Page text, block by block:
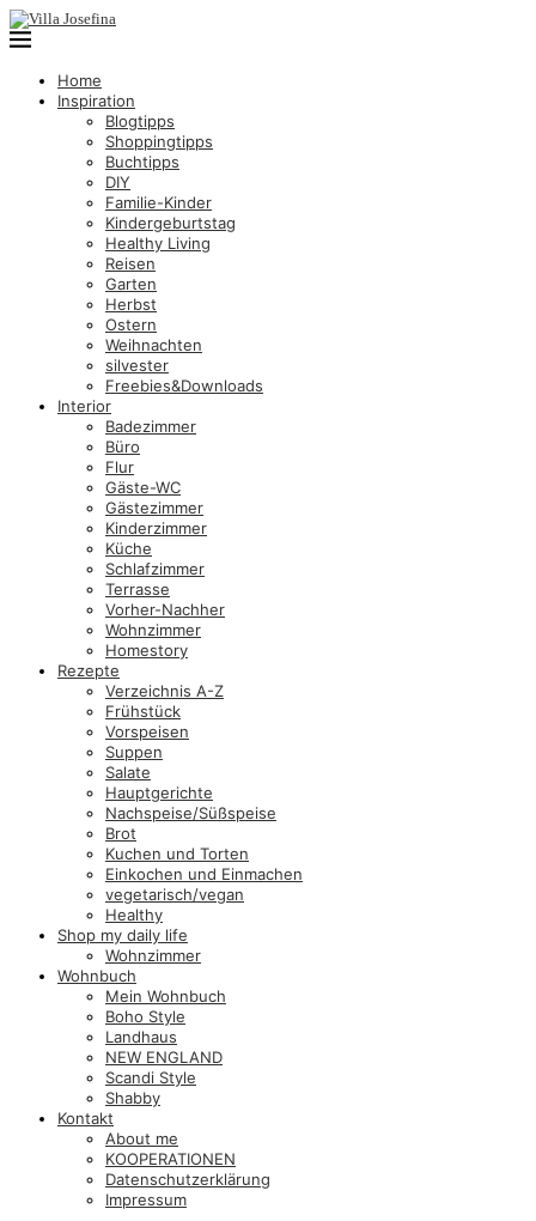
Home
Inspiration
Blogtipps
Shoppingtipps
Buchtipps
DIY
Familie-Kinder
Kindergeburtstag
Healthy Living
Reisen
Garten
Herbst
Ostern
Weihnachten
silvester
Freebies&Downloads
Interior
Badezimmer
Büro
Flur
Gäste-WC
Gästezimmer
Kinderzimmer
Küche
Schlafzimmer
Terrasse
Vorher-Nachher
Wohnzimmer
Homestory
Rezepte
Verzeichnis A-Z
Frühstück
Vorspeisen
Suppen
Salate
Hauptgerichte
Nachspeise/Süßspeise
Brot
Kuchen und Torten
Einkochen und Einmachen
vegetarisch/vegan
Healthy
Shop my daily life
Wohnzimmer
Wohnbuch
Mein Wohnbuch
Boho Style
Landhaus
NEW ENGLAND
Scandi Style
Shabby
Kontakt
About me
KOOPERATIONEN
Datenschutzerklärung
Impressum